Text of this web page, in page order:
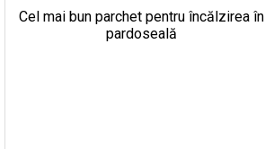
Cel mai bun parchet pentru încălzirea în
pardoseală